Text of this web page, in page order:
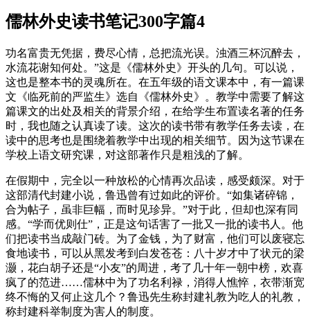
儒林外史读书笔记300字篇4
功名富贵无凭据，费尽心情，总把流光误。浊酒三杯沉醉去，
水流花谢知何处。”这是《儒林外史》开头的几句。可以说，
这也是整本书的灵魂所在。在五年级的语文课本中，有一篇课
文《临死前的严监生》选自《儒林外史》。教学中需要了解这
篇课文的出处及相关的背景介绍，在给学生布置读名著的任务
时，我也随之认真读了读。这次的读书带有教学任务去读，在
读中的思考也是围绕着教学中出现的相关细节。因为这节课在
学校上语文研究课，对这部著作只是粗浅的了解。
在假期中，完全以一种放松的心情再次品读，感受颇深。对于
这部清代封建小说，鲁迅曾有过如此的评价。“如集诸碎锦，
合为帖子，虽非巨幅，而时见珍异。”对于此，但却也深有同
感。“学而优则仕”，正是这句话害了一批又一批的读书人。他
们把读书当成敲门砖。为了金钱，为了财富，他们可以废寝忘
食地读书，可以从黑发考到白发苍苍：八十岁才中了状元的梁
灏，花白胡子还是“小友”的周进，考了几十年一朝中榜，欢喜
疯了的范进……儒林中为了功名利禄，消得人憔悴，衣带渐宽
终不悔的又何止这几个？鲁迅先生称封建礼教为吃人的礼教，
称封建科举制度为害人的制度。